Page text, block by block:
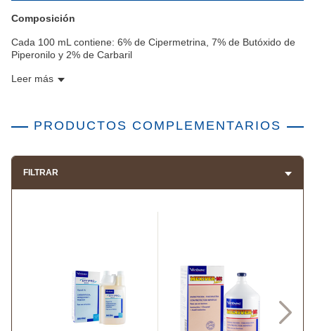
Composición
Cada 100 mL contiene: 6% de Cipermetrina, 7% de Butóxido de
Piperonilo y 2% de Carbaril
Leer más
PRODUCTOS COMPLEMENTARIOS
FILTRAR